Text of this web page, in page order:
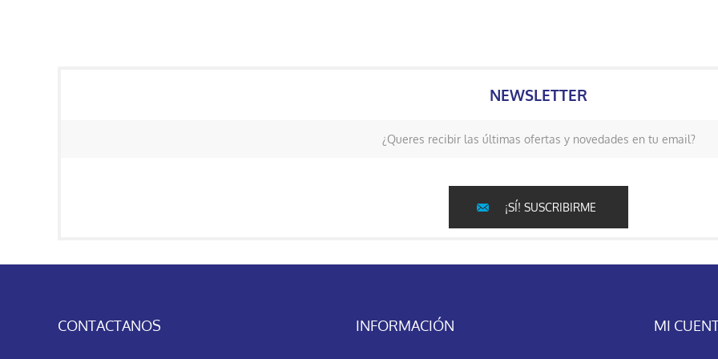
NEWSLETTER
¿Queres recibir las últimas ofertas y novedades en tu email?
¡SÍ! SUSCRIBIRME
CONTACTANOS INFORMACIÓN MI